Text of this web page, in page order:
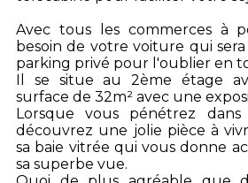
Avec tous les commerces à
besoin de votre voiture qui
parking privé pour l'oublier en
Il se situe au 2ème étage
surface de 32m² avec une
Lorsque vous pénétrez
découvrez une jolie pièce à
sa baie vitrée qui vous donne
sa superbe vue.